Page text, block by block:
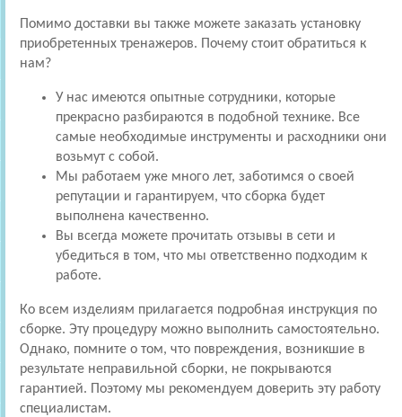
Помимо доставки вы также можете заказать установку
приобретенных тренажеров. Почему стоит обратиться к
нам?
У нас имеются опытные сотрудники, которые
прекрасно разбираются в подобной технике. Все
самые необходимые инструменты и расходники они
возьмут с собой.
Мы работаем уже много лет, заботимся о своей
репутации и гарантируем, что сборка будет
выполнена качественно.
Вы всегда можете прочитать отзывы в сети и
убедиться в том, что мы ответственно подходим к
работе.
Ко всем изделиям прилагается подробная инструкция по
сборке. Эту процедуру можно выполнить самостоятельно.
Однако, помните о том, что повреждения, возникшие в
результате неправильной сборки, не покрываются
гарантией. Поэтому мы рекомендуем доверить эту работу
специалистам.